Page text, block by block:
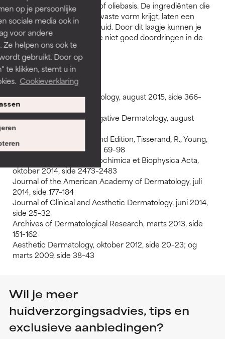
op je persoonlijke
sociale media ook in
voor andere
helpen ons ook te
gebruikt. Door op
te klikken, stemt u in
Cookieverklaring
reiniger op crème- of oliebasis. De ingrediënten die
zorgen dat zeep z'n vaste vorm krijgt, laten een
laagje achter op je huid. Door dit laagje kunnen je
dag- en nachtcrème niet goed doordringen in de
huid.
Bronnen:
Skin Research and Technology, august 2015, side 366–
372
Clinical Cosmetic Investigative Dermatology, august
2015, side 413–421
Essential Oil Safety, Second Edition, Tisserand, R., Young,
R., Elsevier Ltd., 2014, side 69–98
Journal of Clinical and Biochimica et Biophysica Acta,
oktober 2014, side 2473–2483
Journal of the American Academy of Dermatology, juli
2014, side 177–184
Journal of Clinical and Aesthetic Dermatology, juni 2014,
side 25–32
Archives of Dermatological Research, marts 2013, side
151–162
Aesthetic Dermatology, oktober 2012, side 20–23; og
marts 2009, side 38–43
Wil je meer
huidverzorgingsadvies, tips en
exclusieve aanbiedingen?